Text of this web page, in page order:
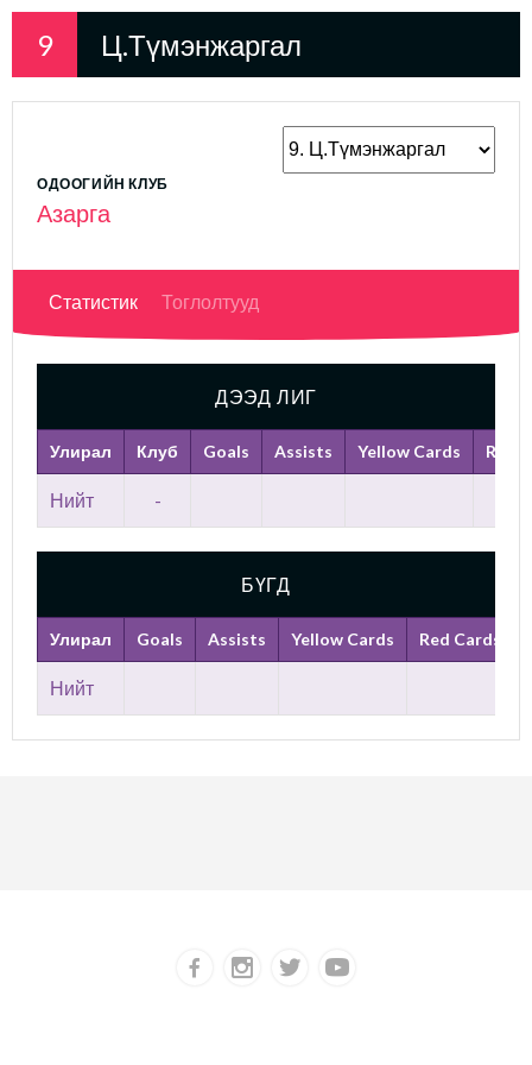
9 Ц.Түмэнжаргал
ОДООГИЙН КЛУБ
Азарга
Статистик Тоглолтууд
ДЭЭД ЛИГ
Улирал Клуб Goals Assists Yellow Cards Red
Нийт -
БҮГД
Улирал Goals Assists Yellow Cards Red Cards
Нийт